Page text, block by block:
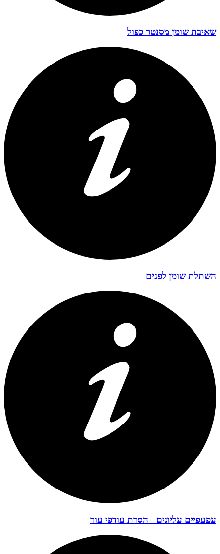
שאיבת שומן מסנטר כפול
השתלת שומן לפנים
עפעפיים עליונים - הסרת עודפי עור